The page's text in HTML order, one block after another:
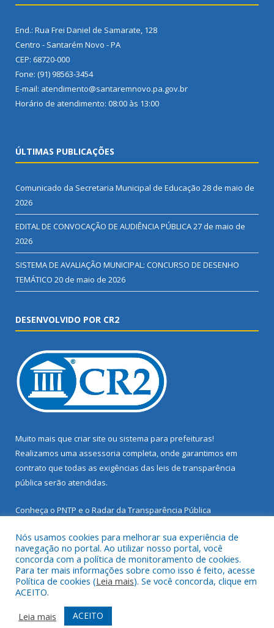
End.: Rua Frei Daniel de Samarate, 128
Centro - Santarém Novo - PA
CEP: 68720-000
Fone: (91) 98563-3454
E-mail: atendimento@santaremnovo.pa.gov.br
Horário de atendimento: 08:00 às 13:00
ÚLTIMAS PUBLICAÇÕES
Comunicado da Secretaria Municipal de Educação 28 de maio de
2026
EDITAL DE CONVOCAÇÃO DE AUDIÊNCIA PÚBLICA27 de maio de
2026
SISTEMA DE AVALIAÇÃO MUNICIPAL: CONCURSO DE DESENHO
TEMÁTICO 20 de maio de 2026
DESENVOLVIDO POR CR2
Muito mais que criar site ou sistema para prefeituras!
Realizamos uma assessoria completa, onde garantimos em
contrato que todas as exigências das leis de transparência
pública serão atendidas.
Conheça o PNTP e o Radar da Transparência Pública
Todos os direitos reservados a Prefeitura Municipal de Santarém
Novo.
Mapa do Site
Acessar Área Administrativa
Nós usamos cookies para melhorar sua experiência de
navegação no portal. Ao utilizar nosso portal, você
concorda com a política de monitoramento de cookies.
Para ter mais informações sobre como isso é feito, acesse
Política de cookies (Leia mais). Se você concorda, clique em
ACEITO.
Leia mais
ACEITO